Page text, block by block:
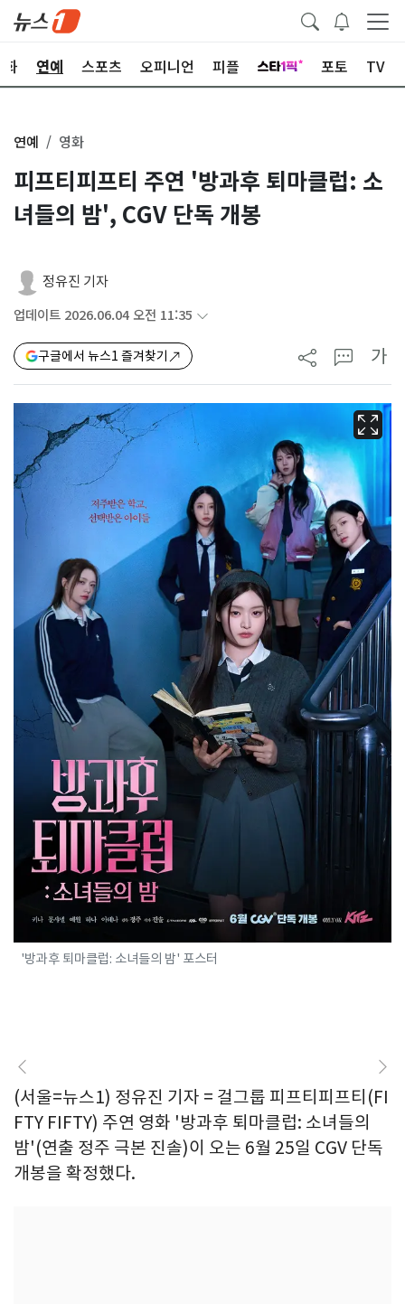
화 연예 스포츠 오피니언 피플 포토 TV
연예 영화
피프티피프티 주연 '방과후 퇴마클럽: 소
녀들의 밤', CGV 단독 개봉
정유진 기자
업데이트 2026.06.04 오전 11:35
구글에서 뉴스1 즐겨찾기 가
'방과후 퇴마클럽: 소녀들의 밤' 포스터
(서울=뉴스1) 정유진 기자 = 걸그룹 피프티피프티(FI
FTY FIFTY) 주연 영화 '방과후 퇴마클럽: 소녀들의
밤'(연출 정주 극본 진솔)이 오는 6월 25일 CGV 단독
개봉을 확정했다.